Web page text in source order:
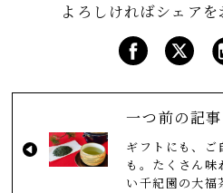
よろしければシェアを
一つ前の記
ギフトにも、ご
も。たくさん味
い千紀園の大福